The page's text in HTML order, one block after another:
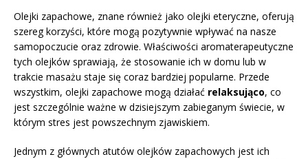
Olejki zapachowe, znane również jako olejki eteryczne, oferują
szereg korzyści, które mogą pozytywnie wpływać na nasze
samopoczucie oraz zdrowie. Właściwości aromaterapeutyczne
tych olejków sprawiają, że stosowanie ich w domu lub w
trakcie masażu staje się coraz bardziej popularne. Przede
wszystkim, olejki zapachowe mogą działać relaksująco, co
jest szczególnie ważne w dzisiejszym zabieganym świecie, w
którym stres jest powszechnym zjawiskiem.
Jednym z głównych atutów olejków zapachowych jest ich